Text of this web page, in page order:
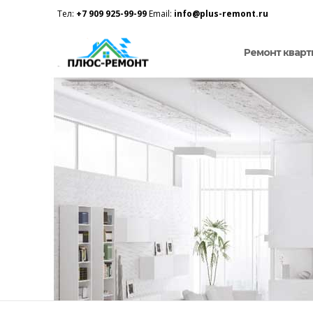
Тел: +7 909 925-99-99Email: info@plus-remont.ru
Ремонт